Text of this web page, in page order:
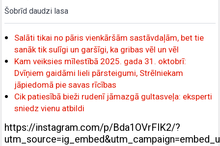
Šobrīd daudzi lasa
Salāti tikai no pāris vienkāršām sastāvdaļām, bet tie
sanāk tik sulīgi un garšīgi, ka gribas vēl un vēl
Kam veiksies mīlestībā 2025. gada 31. oktobrī:
Dvīņiem gaidāmi lieli pārsteigumi, Strēlniekam
jāpiedomā pie savas rīcības
Cik patiesībā bieži rudenī jāmazgā gultasveļa: eksperti
sniedz vienu atbildi
https://instagram.com/p/Bda1OVrFlK2/?